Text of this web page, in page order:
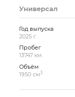
Универсал
Год выпуска
2025 г.
Пробег
13747 км.
Объём
1950 см3